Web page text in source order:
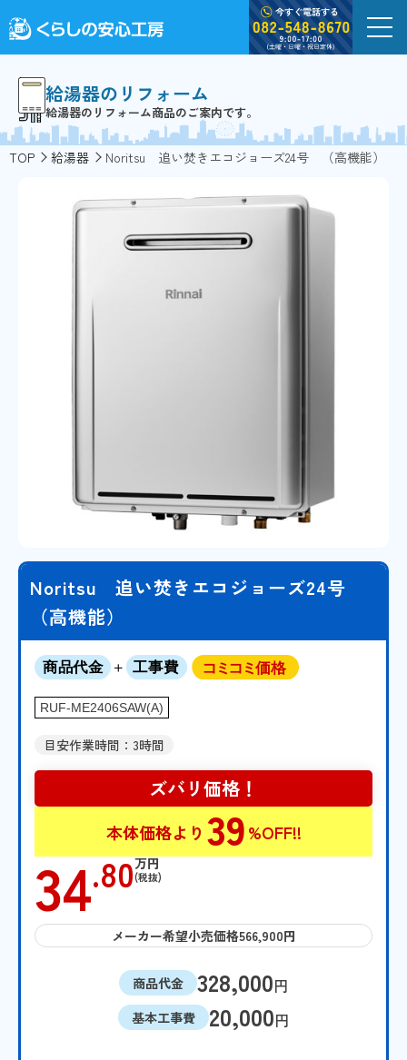
給湯器のリフォーム
給湯器のリフォーム商品のご案内です。
TOP 給湯器 Noritsu 追い焚きエコジョーズ24号 （高機能）
Noritsu 追い焚きエコジョーズ24号
（高機能）
RUF-ME2406SAW(A)
目安作業時間：3時間
ズバリ価格！
本体価格より 39%OFF!!
34.80万円
(税抜)
メーカー希望小売価格566,900円
商品代金 328,000円
基本工事費 20,000円